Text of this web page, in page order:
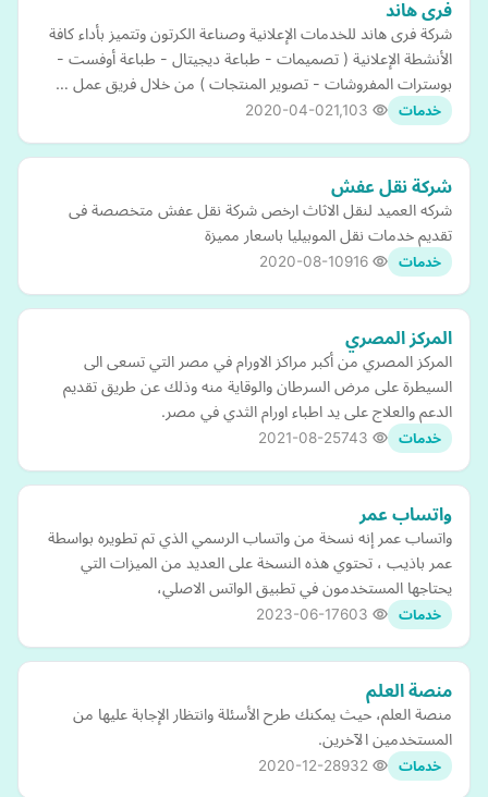
فرى هاند
شركة فرى هاند للخدمات الإعلانية وصناعة الكرتون وتتميز بأداء كافة
الأنشطة الإعلانية ( تصميمات - طباعة ديجيتال - طباعة أوفست -
بوسترات المفروشات - تصوير المنتجات ) من خلال فريق عمل …
خدمات 2020-04-02
شركة نقل عفش
شركه العميد لنقل الاثاث ارخص شركة نقل عفش متخصصة فى
تقديم خدمات نقل الموبيليا باسعار مميزة
خدمات 2020-08-10
المركز المصري
المركز المصري من أكبر مراكز الاورام في مصر التي تسعى الى
السيطرة على مرض السرطان والوقاية منه وذلك عن طريق تقديم
الدعم والعلاج على يد اطباء اورام الثدي في مصر.
خدمات 2021-08-25
واتساب عمر
واتساب عمر إنه نسخة من واتساب الرسمي الذي تم تطويره بواسطة
عمر باذيب ، تحتوي هذه النسخة على العديد من الميزات التي
يحتاجها المستخدمون في تطبيق الواتس الاصلي،
خدمات 2023-06-17
منصة العلم
منصة العلم، حيث يمكنك طرح الأسئلة وانتظار الإجابة عليها من
المستخدمين الآخرين.
خدمات 2020-12-28